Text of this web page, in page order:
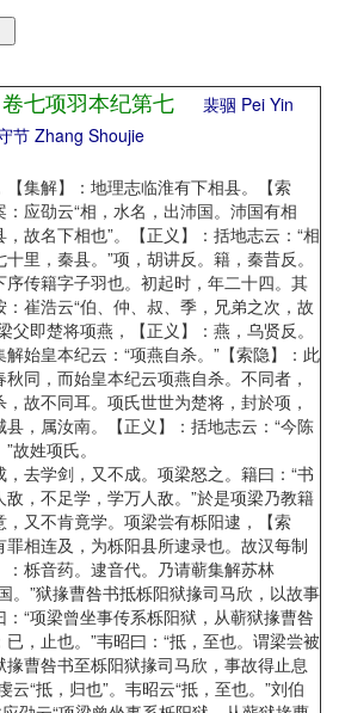
卷七项羽本纪第七
裴骃 Pei Yin
节 Zhang Shoujie
集解】：地理志临淮有下相县。【索
应劭云“相，水名，出沛国。沛国有相
故名下相也”。【正义】：括地志云：“相
里，秦县。”项，胡讲反。籍，秦昔反。
传籍字子羽也。初起时，年二十四。其
崔浩云“伯、仲、叔、季，兄弟之次，故
父即楚将项燕，【正义】：燕，乌贤反。
始皇本纪云：“项燕自杀。”【索隐】：此
同，而始皇本纪云项燕自杀。不同者，
故不同耳。项氏世世为楚将，封於项，
县，属汝南。【正义】：括地志云：“今陈
故姓项氏。
去学剑，又不成。项梁怒之。籍曰：“书
敌，不足学，学万人敌。”於是项梁乃教籍
又不肯竟学。项梁尝有栎阳逮，【索
相连及，为栎阳县所逮录也。故汉每制
栎音药。逮音代。乃请蕲集解苏林
。”狱掾曹咎书抵栎阳狱掾司马欣，以故事
“项梁曾坐事传系栎阳狱，从蕲狱掾曹咎
，止也。”韦昭曰：“抵，至也。谓梁尝被
曹咎书至栎阳狱掾司马欣，事故得止息
云“抵，归也”。韦昭云“抵，至也。”刘伯